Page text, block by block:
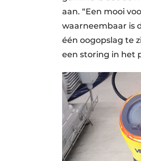
aan. “Een mooi
waarneembaar is
één oogopslag te
een storing in het